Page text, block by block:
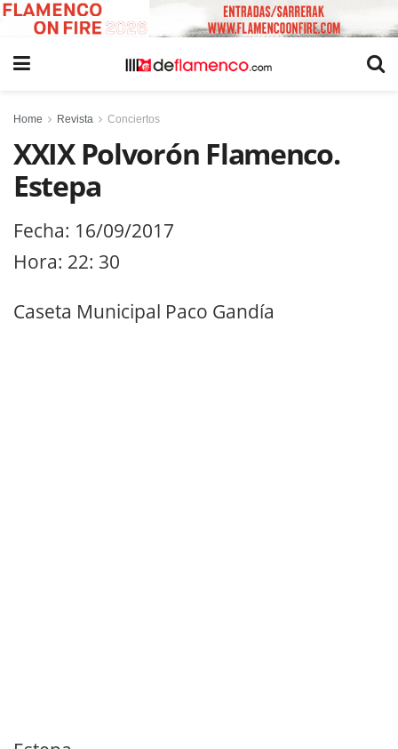
Home Revista Conciertos
XXIX Polvorón Flamenco.
Estepa
Fecha: 16/09/2017
Hora: 22: 30
Caseta Municipal Paco Gandía